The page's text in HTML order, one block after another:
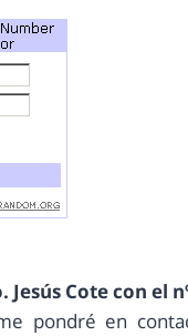
Jesús Cote con el
pondré en